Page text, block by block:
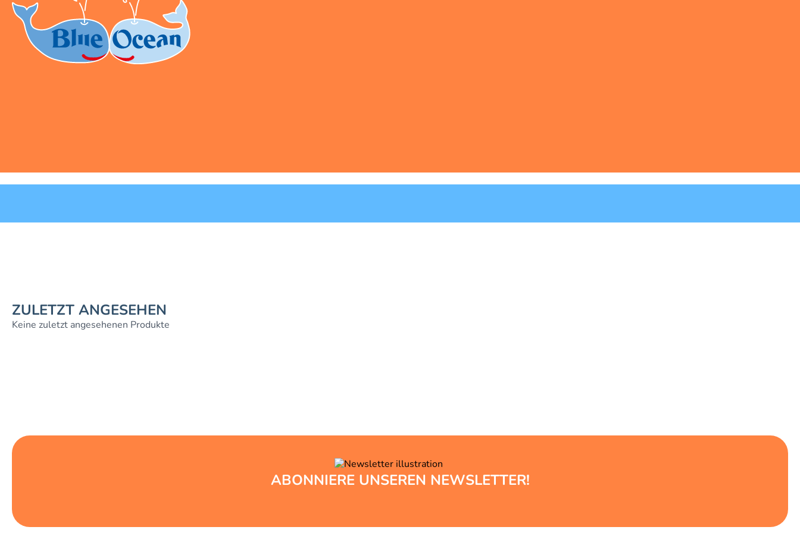
ZULETZT ANGESEHEN
Keine zuletzt angesehenen Produkte
ABONNIERE UNSEREN NEWSLETTER!